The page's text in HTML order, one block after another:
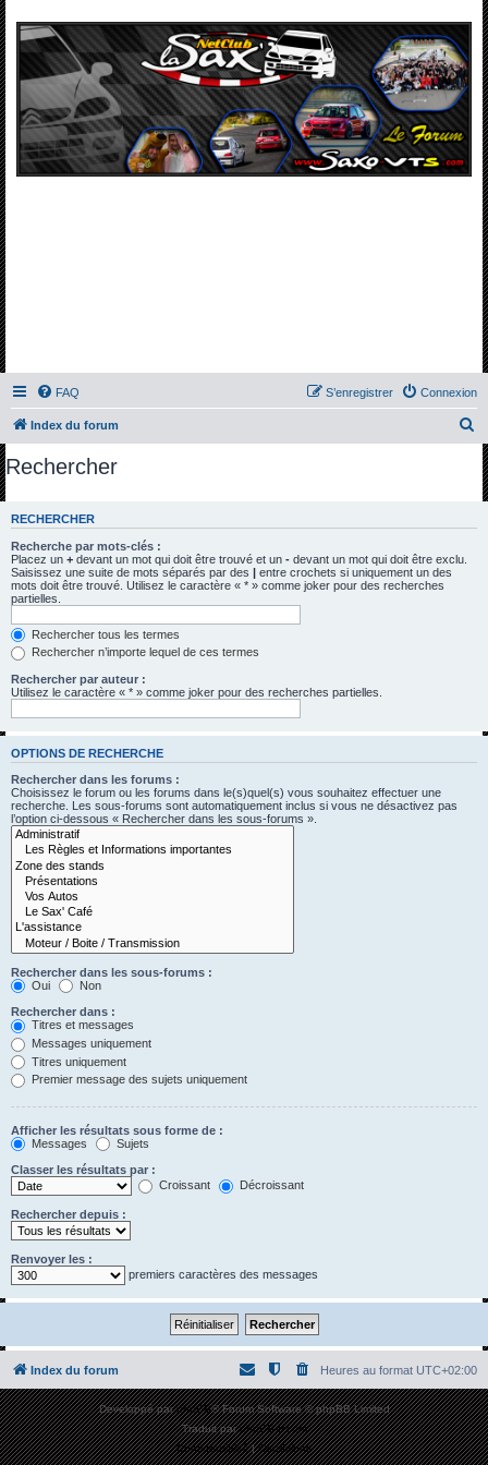
FAQ Connexion
S’enregistrer
Index du forum
e
Rechercher
RECHERCHER
Recherche par mots-clés :
Placez un + devant un mot qui doit être trouvé et un - devant un mot qui doit être exclu.
Saisissez une suite de mots séparés par des | entre crochets si uniquement un des
mots doit être trouvé. Utilisez le caractère « * » comme joker pour des recherches
partielles.
Rechercher tous les termes
Rechercher n’importe lequel de ces termes
Rechercher par auteur :
Utilisez le caractère « * » comme joker pour des recherches partielles.
OPTIONS DE RECHERCHE
Rechercher dans les forums :
Choisissez le forum ou les forums dans le(s)quel(s) vous souhaitez effectuer une
recherche. Les sous-forums sont automatiquement inclus si vous ne désactivez pas
l’option ci-dessous « Rechercher dans les sous-forums ».
Rechercher dans les sous-forums :
Oui
Non
Rechercher dans :
Titres et messages
Messages uniquement
Titres uniquement
Premier message des sujets uniquement
Afficher les résultats sous forme de :
Messages
Sujets
Classer les résultats par :
Croissant
Décroissant
Rechercher depuis :
Renvoyer les :
premiers caractères des messages
Index du forum Heures au format UTC+02:00
Développé parphpBB® Forum Software © phpBB Limited
Traduit parphpBB-fr.com
Confidentialité|Conditions